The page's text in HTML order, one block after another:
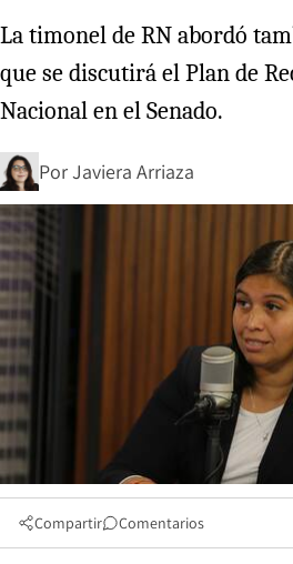
La timonel de RN abordó
que se discutirá el Plan de
Nacional en el Senado.
PorJaviera Arriaza
Compartir Comentarios